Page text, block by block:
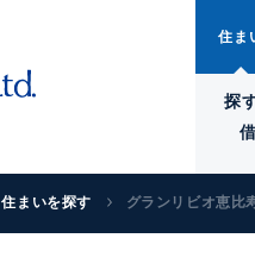
住ま
探
住まいを探す グランリビオ恵比